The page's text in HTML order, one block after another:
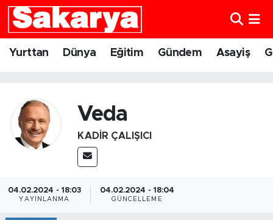
Yurttan Dünya Eğitim Gündem Asayiş
Veda
KADIR ÇALIŞICI
04.02.2024 - 18:03
YAYINLANMA
04.02.2024 - 18:04
GÜNCELLEME
Yurttan
Eğitim
Gündem
Eskişehirspor
Spor
Eskişehir Nöbetçi Eczaneler
Eskişehir Namaz Vakitleri
Eskişehir Trafik Yoğunluk Haritası
Süper Lig Puan Durumu ve Fikstür
Tüm Manşetler